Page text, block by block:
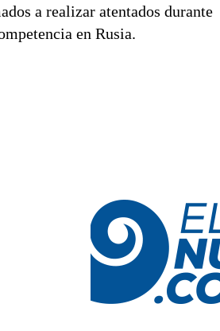
a realizar atentados durante
en Rusia.